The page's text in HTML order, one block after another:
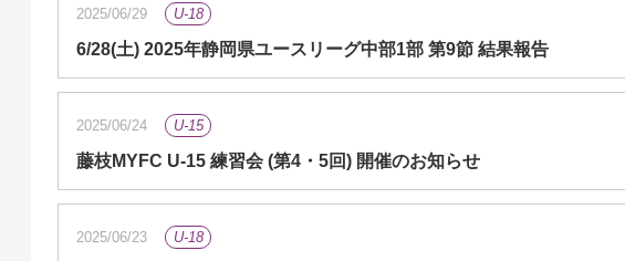
2025/06/29 U-18
6/28(土) 2025年静岡県ユースリーグ中部1部 第9節 結果報告
2025/06/24 U-15
藤枝MYFC U-15 練習会 (第4・5回) 開催のお知らせ
2025/06/23 U-18